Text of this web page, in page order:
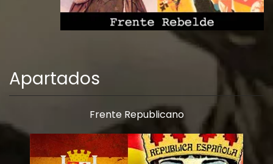
Apartados
Frente Republicano